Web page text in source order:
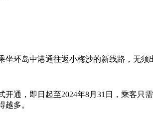
坐环岛中港通往返小梅沙的新线路，无
开通，即日起至2024年8月31日，乘客只
越多。